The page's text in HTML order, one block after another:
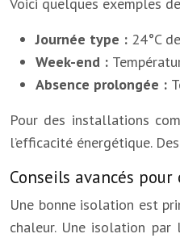
Journée type : 24°C
Week-end :
Absence prolongée :
Pour des installations
l’efficacité énergétique.
Conseils avancés
Une bonne isolation est
chaleur. Une isolation